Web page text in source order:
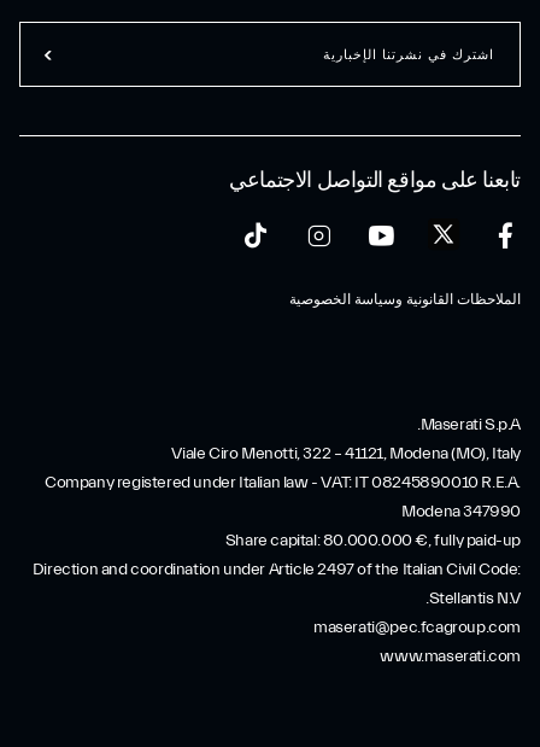
تابعنا على مواقع التواصل الاجتماعي
الملاحظات القانونية وسياسة الخصوصية
اشترك في نشرتنا الإخبارية
Maserati S.p.A.
Viale Ciro Menotti, 322 – 41121, Modena (MO), Italy
Company registered under Italian law - VAT: IT 08245890010 R.E.A.
Modena 347990
Share capital: 80.000.000 €, fully paid-up
Direction and coordination under Article 2497 of the Italian Civil Code:
Stellantis N.V.
maserati@pec.fcagroup.com
www.maserati.com